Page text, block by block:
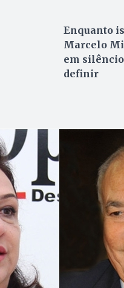
Enquanto
Marcelo
em
definir